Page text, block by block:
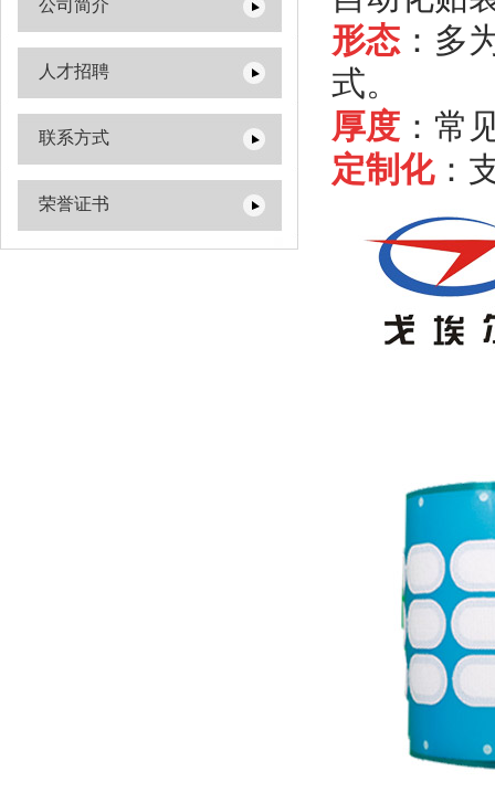
公司简介
人才招聘
联系方式
荣誉证书
形态‌ ：多
式‌‌。
厚度‌ ：常
‌定制化‌：